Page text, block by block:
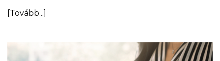
[Tovább...]